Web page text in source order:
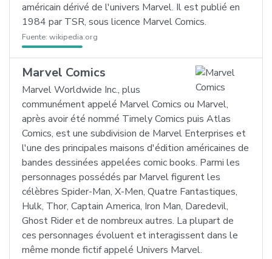
américain dérivé de l'univers Marvel. Il est publié en
1984 par TSR, sous licence Marvel Comics.
Fuente: wikipedia.org
Marvel Comics
Marvel Worldwide Inc., plus
communément appelé Marvel Comics ou Marvel,
après avoir été nommé Timely Comics puis Atlas
Comics, est une subdivision de Marvel Enterprises et
l'une des principales maisons d'édition américaines de
bandes dessinées appelées comic books. Parmi les
personnages possédés par Marvel figurent les
célèbres Spider-Man, X-Men, Quatre Fantastiques,
Hulk, Thor, Captain America, Iron Man, Daredevil,
Ghost Rider et de nombreux autres. La plupart de
ces personnages évoluent et interagissent dans le
même monde fictif appelé Univers Marvel.